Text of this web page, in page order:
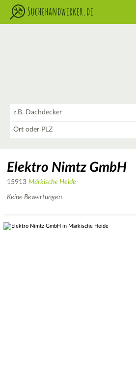
Elektro Nimtz GmbH
15913 Märkische Heide
Keine Bewertungen